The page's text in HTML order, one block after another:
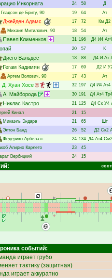
Инкорната 24 58 Д
Гладсон де Бриту, 90 19 64 Ат
Джейден Адамс 17 72 Км Д2
Михаил Митилович, 90 18 54 Ат
Павел Клименков 31 196 Д4 И4 Ат4
20 57 К
Диего Вальдес 18 88 Д4 И Ат
Гегам Кадимян 17 69 Д2 И
Артем Волович, 90 17 43 Ат
Д. Хуан Хосе 32 197 Д4 И4 Ат4
А. Майборода 30 191 Д4 Ат4 Тр4
Никлас Кастро 21 125 Д4 Ск У4
Кинал 21 15
Микаэль Эндара 21 65 Шт
Элтон Банд 26 52 Д2 Ск2
Федерико Арбелаэс 24 134 Д4 Ат4 См2
Алирио Карлето 23 45
Вербицкий 24 15
событий:
играет грубо
тактику (защитная)
играет аккуратно